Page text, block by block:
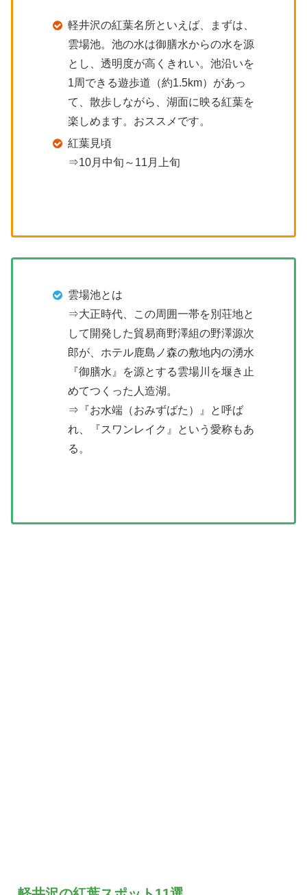
軽井沢の紅葉名所といえば、まずは、
雲場池。池の水は御膳水からの水を源
とし、透明度が高くきれい。池沿いを
1周できる遊歩道（約1.5km）があっ
て、散歩しながら、湖面に映る紅葉を
楽しめます。おススメです。
紅葉見頃
⇒10月中旬～11月上旬
雲場池とは
⇒大正時代、この周囲一帯を別荘地と
して開発した貿易商野澤組の野澤源次
郎が、ホテル鹿島ノ森の敷地内の湧水
『御膳水』を源とする雲場川を堰き止
めてつくった人造湖。
⇒『お水端（おみずばた）』と呼ば
れ、『スワンレイク』という愛称もあ
る。